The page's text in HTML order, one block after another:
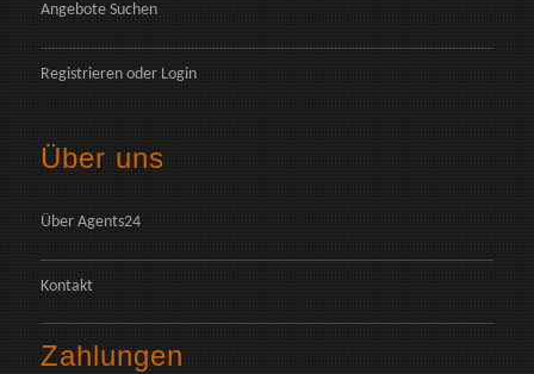
Angebote Suchen
Registrieren oder Login
Über uns
Über Agents24
Kontakt
Zahlungen